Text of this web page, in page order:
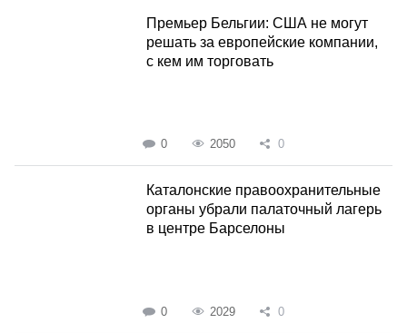
Премьер Бельгии: США не могут
решать за европейские компании,
с кем им торговать
0 2050 0
Каталонские правоохранительные
органы убрали палаточный лагерь
в центре Барселоны
0 2029 0